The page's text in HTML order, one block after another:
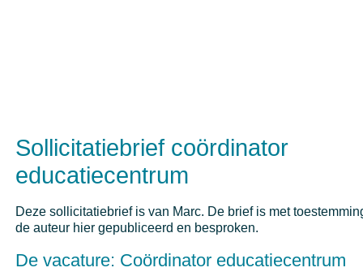
Sollicitatiebrief coördinator
educatiecentrum
Deze sollicitatiebrief is van Marc. De brief is met
de auteur hier gepubliceerd en besproken.
De vacature: Coördinator educatiecentrum